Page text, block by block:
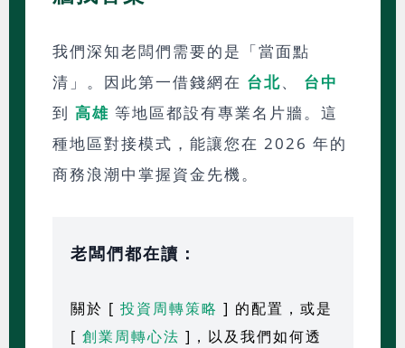
我們深知老闆們需要的是「當面點
清」。因此第一借錢網在 台北、 台中
到 高雄 等地區都設有專業名片牆。這
種地區對接模式，能讓您在 2026 年的
商務浪潮中掌握資金先機。
老闆們都在讀：
關於 [ 投資周轉策略 ] 的配置，或是
[ 創業周轉心法 ]，以及我們如何透